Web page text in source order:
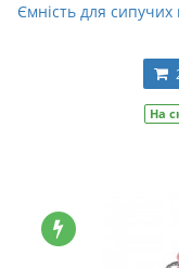
Ємність для
На